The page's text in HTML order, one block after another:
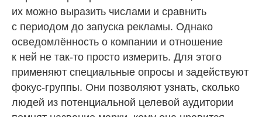
их можно выразить числами и сравнить
с периодом до запуска рекламы. Однако
осведомлённость о компании и отношение
к ней не так-то просто измерить. Для этого
применяют специальные опросы и задействуют
фокус-группы. Они позволяют узнать, сколько
людей из потенциальной целевой аудитории